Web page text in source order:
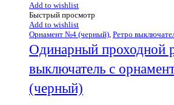
Add to wishlist
Быстрый просмотр
Add to wishlist
Орнамент №4 (черный), Ретро
Одинарный проходной
выключатель с
(черный)